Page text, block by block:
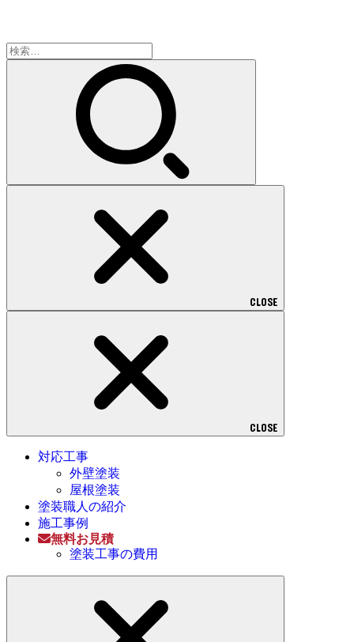
検
索:
CLOSE
CLOSE
対応工事
外壁塗装
屋根塗装
塗装職人の紹介
施工事例
無料お見積
塗装工事の費用